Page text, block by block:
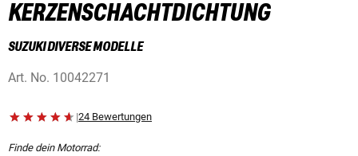
KERZENSCHACHTDICHTUNG
SUZUKI DIVERSE MODELLE
Art. No. 10042271
|24 Bewertungen
Finde dein Motorrad: